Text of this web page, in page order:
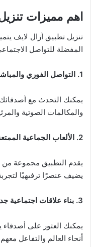
اهم مميزات
تنزيل تطبيق أزال لايف
المفضلة للتواصل
1. التواصل الفوري والمباشر
يمكنك التحدث مع
والمكالمات الصوتية
2. الألعاب الجماعية الممتعة
يقدم التطبيق مجموعة من
يضيف عنصرًا ترفىهيًا
3. بناء علاقات اجتماعية جديدة
يمكنك العثور على
أنحاء العالم والتفاعل